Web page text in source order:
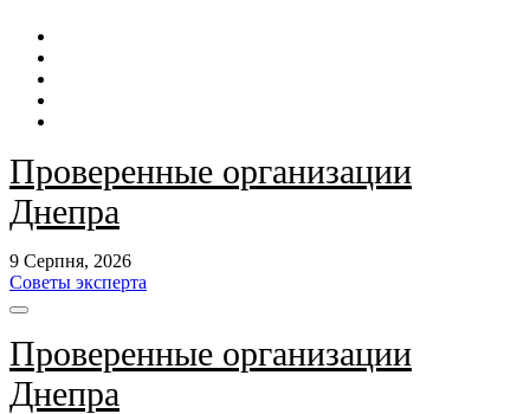
Перейти
контенту
Проверенные организации
Днепра
9 Серпня, 2026
Советы эксперта
Проверенные организации
Днепра